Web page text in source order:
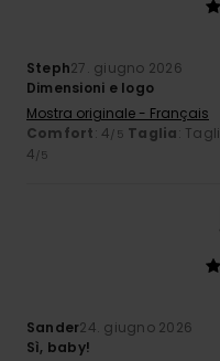
Steph27. giugno 2026
Dimensioni e logo
Mostra originale - Français
Comfort: 4 /5 Taglia:
4 /5
Sander24. giugno 2026
Sì, baby!